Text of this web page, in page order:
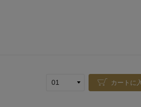
カートに